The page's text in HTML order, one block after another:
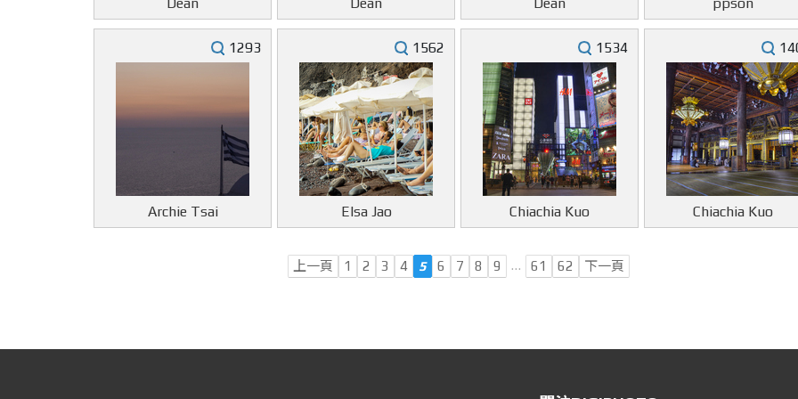
1293
Archie Tsai
1562
Elsa Jao
1534
Chiachia Kuo Chiachia Kuo
上一頁 1 2 3 4 5 6 7 8 9 … 61 62 下一頁